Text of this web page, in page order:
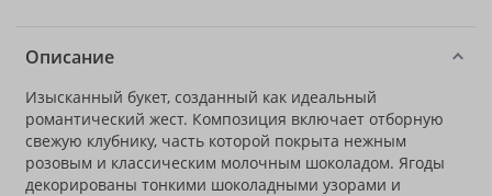
Описание
Изысканный букет, созданный как идеальный
романтический жест. Композиция включает отборную
свежую клубнику, часть которой покрыта нежным
розовым и классическим молочным шоколадом. Ягоды
декорированы тонкими шоколадными узорами и